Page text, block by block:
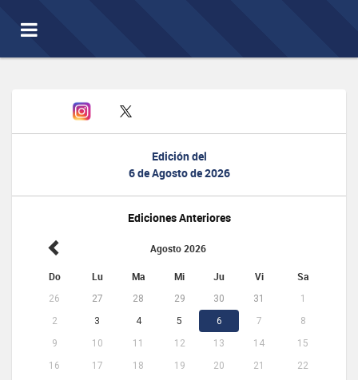
Toggle
navigation
Edición del
6 de Agosto de 2026
Ediciones Anteriores
Agosto 2026
Do Lu Ma Mi Ju Vi Sa
26 27 28 29 30 31
1
2
3 4 5 6 7
8
9
10 11 12 13 14
15
16
17 18 19 20 21
22